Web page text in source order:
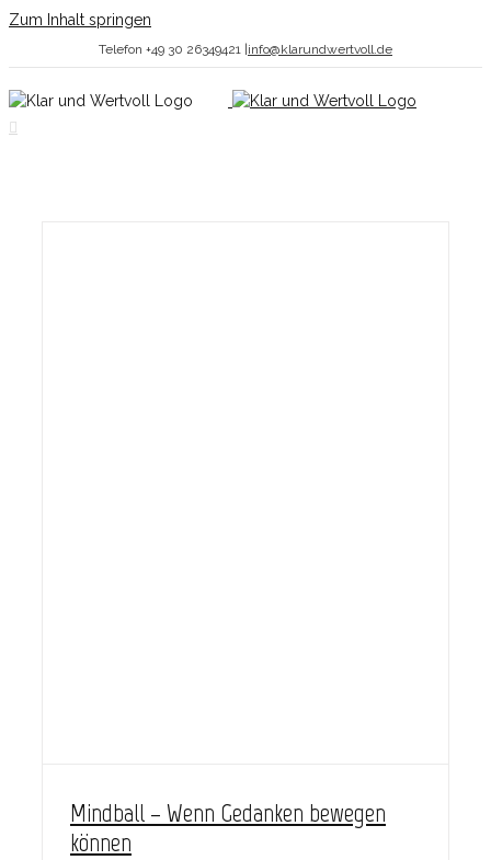
Zum Inhalt springen
Telefon +49 30 26349421 info@klarundwertvoll.de
Mindball – Wenn Gedanken bewegen
können